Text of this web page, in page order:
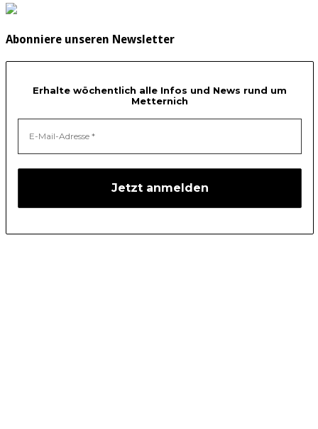
Abonniere unseren Newsletter
Erhalte wöchentlich alle Infos und News rund um
Metternich